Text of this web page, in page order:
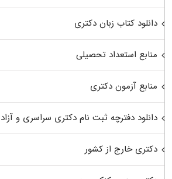
دانلود کتاب زبان دکتری
منابع استعداد تحصیلی
منابع آزمون دکتری
دانلود دفترچه ثبت نام دکتری سراسری و آزاد
دکتری خارج از کشور